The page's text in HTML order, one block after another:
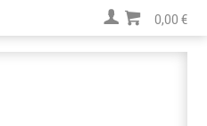
0,00 €